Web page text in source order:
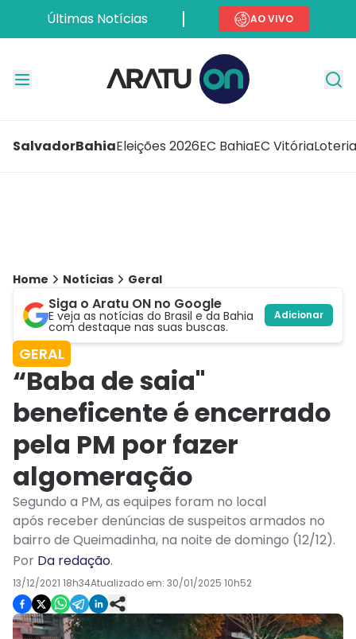
Últimas Notícias AO VIVO
SalvadorBahiaEleições 2026EC BahiaEC Vitória
Home Notícias Geral
Siga o Aratu ON no Google
E veja as notícias do Brasil e da Bahia
com destaque nas suas buscas.
Adicionar
GERAL
“Baba de saia"
beneficente é encerrado
pela PM por fazer
algomeração
Segundo a PM, as equipes foram no local
após receber denúncias de suspeitos armados no
bairro de Queimadinha, na noite de domingo (12/12).
Por Da redação.
13/12/2021 18h34Atualizado em: 30/01/2025 10h52